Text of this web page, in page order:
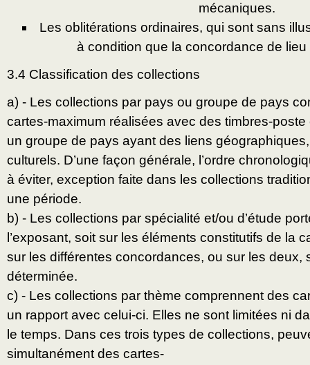
mécaniques.
Les oblitérations ordinaires, qui sont sans
à condition que la concordance de
3.4 Classification des collections
a) - Les collections par pays ou groupe de pays
cartes-maximum réalisées avec des timbres-
un groupe de pays ayant des liens
culturels. D’une façon générale, l’ordre
à éviter, exception faite dans les collections
une période.
b) - Les collections par spécialité et/ou d’étude
l’exposant, soit sur les éléments constitutifs de la
sur les différentes concordances, ou sur les deux,
déterminée.
c) - Les collections par thème comprennent des
un rapport avec celui-ci. Elles ne sont limitées ni
le temps. Dans ces trois types de collections,
simultanément des cartes-